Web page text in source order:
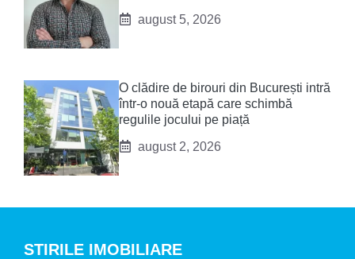
august 5, 2026
O clădire de birouri din București intră
într-o nouă etapă care schimbă
regulile jocului pe piață
august 2, 2026
STIRILE IMOBILIARE